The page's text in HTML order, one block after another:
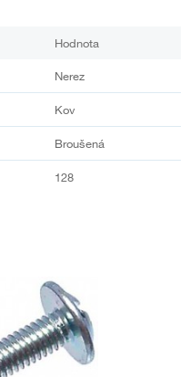
Hodnota
Nerez
Kov
Broušená
128